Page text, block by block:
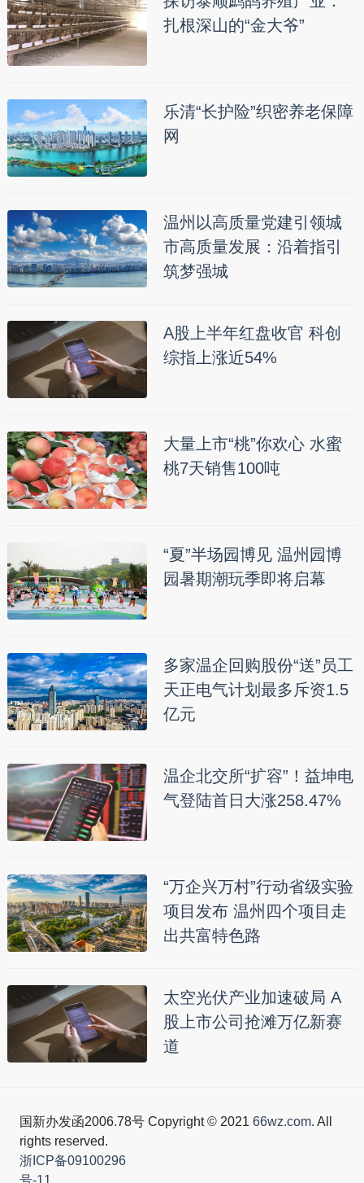
扎根深山的“金大爷”
乐清“长护险”织密养老保障
网
温州以高质量党建引领城
市高质量发展：沿着指引
筑梦强城
A股上半年红盘收官 科创
综指上涨近54%
大量上市“桃”你欢心 水蜜
桃7天销售100吨
“夏”半场园博见 温州园博
园暑期潮玩季即将启幕
多家温企回购股份“送”员工
天正电气计划最多斥资1.5
亿元
温企北交所“扩容”！益坤电
气登陆首日大涨258.47%
“万企兴万村”行动省级实验
项目发布 温州四个项目走
出共富特色路
太空光伏产业加速破局 A
股上市公司抢滩万亿新赛
道
国新办发函2006.78号 Copyright © 2021 66wz.com. All
rights reserved.
浙ICP备09100296